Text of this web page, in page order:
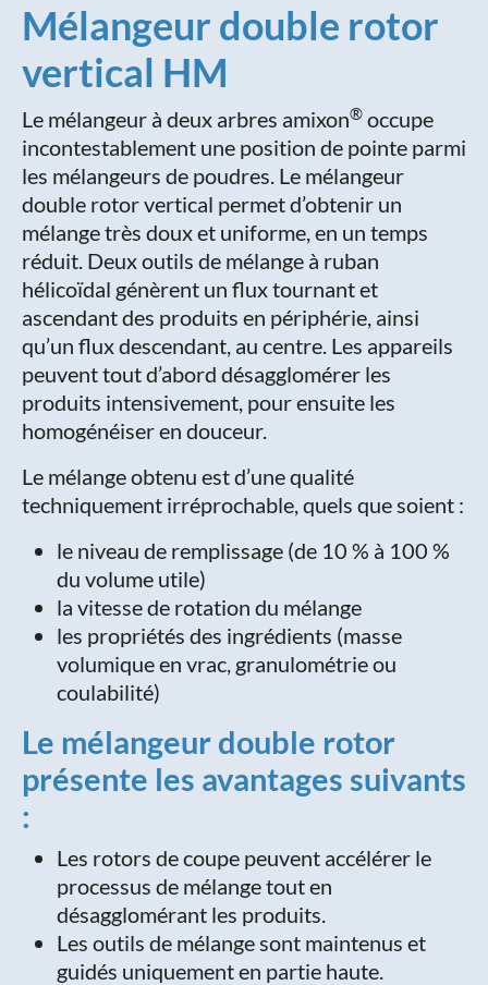
Mélangeur double rotor
vertical HM
Le mélangeur à deux arbres amixon® occupe
incontestablement une position de pointe parmi
les mélangeurs de poudres. Le mélangeur
double rotor vertical permet d’obtenir un
mélange très doux et uniforme, en un temps
réduit. Deux outils de mélange à ruban
hélicoïdal génèrent un flux tournant et
ascendant des produits en périphérie, ainsi
qu’un flux descendant, au centre. Les appareils
peuvent tout d’abord désagglomérer les
produits intensivement, pour ensuite les
homogénéiser en douceur.
Le mélange obtenu est d’une qualité
techniquement irréprochable, quels que soient :
le niveau de remplissage (de 10 % à 100 %
du volume utile)
la vitesse de rotation du mélange
les propriétés des ingrédients (masse
volumique en vrac, granulométrie ou
coulabilité)
Le mélangeur double rotor
présente les avantages suivants
:
Les rotors de coupe peuvent accélérer le
processus de mélange tout en
désagglomérant les produits.
Les outils de mélange sont maintenus et
guidés uniquement en partie haute.